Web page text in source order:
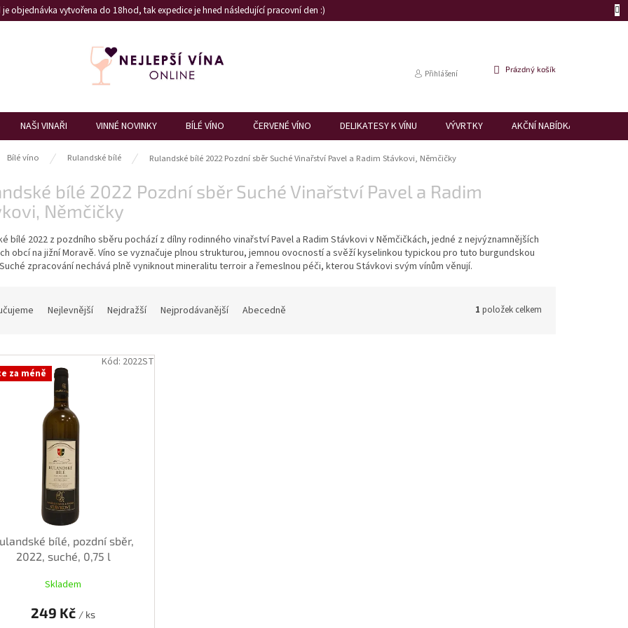
objednávka vytvořena do 18hod, tak expedice je hned následující pracovní den :)
Přihlášení
NÁKUPNÍ
Prázdný košík
NAŠI VINAŘI VINNÉ NOVINKY BÍLÉ VÍNO ČERVENÉ VÍNO DELIKATESY K VÍNU VÝVRTKY AKČNÍ NABÍDKA
Bílé víno Rulandské bílé Rulandské bílé 2022 Pozdní sběr Suché Vinařství Pavel a Radim Stávkovi, Němčičky
bílé 2022 Pozdní sběr Suché Vinařství Pavel a Radim
Němčičky
bílé 2022 z pozdního sběru pochází z dílny rodinného vinařství Pavel a Radim Stávkovi v Němčičkách, jedné z nejvýznamnějších
obcí na jižní Moravě. Víno se vyznačuje plnou strukturou, jemnou ovocností a svěží kyselinkou typickou pro tuto burgundskou
zpracování nechává plně vyniknout mineralitu terroir a řemeslnou péči, kterou Stávkovi svým vínům věnují.
Nejlevnější Nejdražší Nejprodávanější Abecedně 1 položek celkem
za méně
bílé, pozdní sběr,
2022, suché, 0,75 l
Skladem
249 Kč / ks
Kód: 2022ST